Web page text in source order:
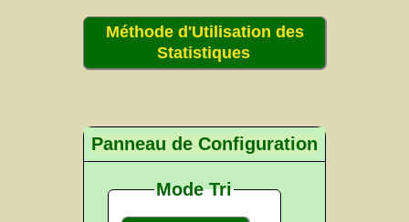
Méthode d'Utilisation des
Statistiques
Panneau de Configuration
Mode Tri